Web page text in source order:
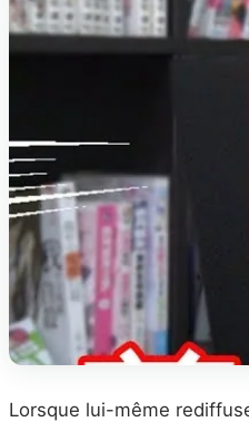
Lorsque lui-même